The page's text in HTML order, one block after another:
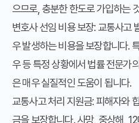
으므로, 충분한 한도로 가입하는
변호사 선임 비용 보장: 교통사고
우 발생하는 비용을 보장합니다.
우 등 특정 상황에서 법률 전문가
은 매우 실질적인 도움이 됩니다.
교통사고 처리 지원금: 피해자와
금을 보장합니다. 사망, 중상해,